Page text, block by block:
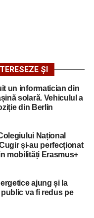
ȘI
un informatician din
solară. Vehiculul a
din Berlin
Național
și-au perfecționat
mobilități Erasmus+
ajung și la
va fi redus pe